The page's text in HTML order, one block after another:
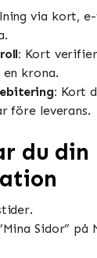
via kort,
Kort
krona.
Kort
före leverans.
du din
Sidor” på